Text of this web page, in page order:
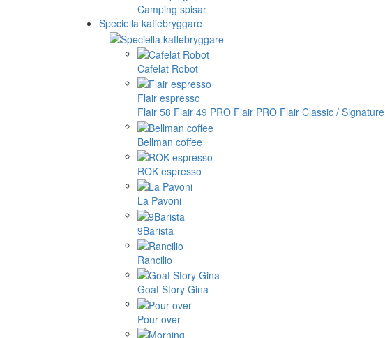
Camping spisar
Speciella kaffebryggare
Cafelat Robot
Flair espresso
Flair 58 Flair 49 PRO Flair PRO Flair Classic / Signature
Bellman coffee
ROK espresso
La Pavoni
9Barista
Rancilio
Goat Story Gina
Pour-over